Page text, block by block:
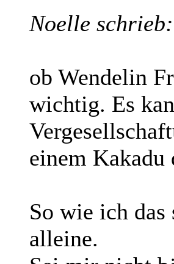
Noelle schrieb:
ob Wendelin
wichtig. Es
einem Kakadu
So wie ich
alleine.